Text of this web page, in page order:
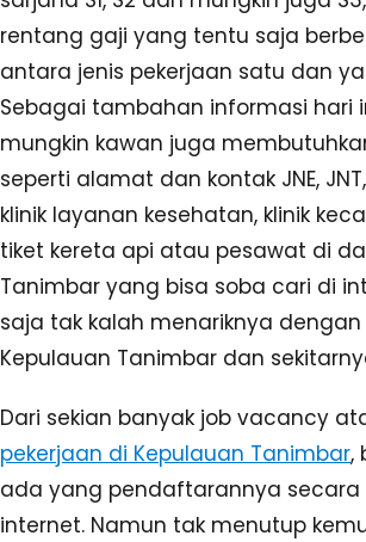
rentang gaji yang tentu saja
antara jenis pekerjaan satu dan
Sebagai tambahan informasi hari
mungkin kawan juga
seperti alamat dan kontak JNE,
klinik layanan kesehatan, klinik
tiket kereta api atau pesawat di
Tanimbar yang bisa soba cari di
saja tak kalah menariknya dengan
Kepulauan Tanimbar dan
Dari sekian banyak job vacancy
pekerjaan di Kepulauan Tanimbar,
ada yang pendaftarannya secara
internet. Namun tak menutup